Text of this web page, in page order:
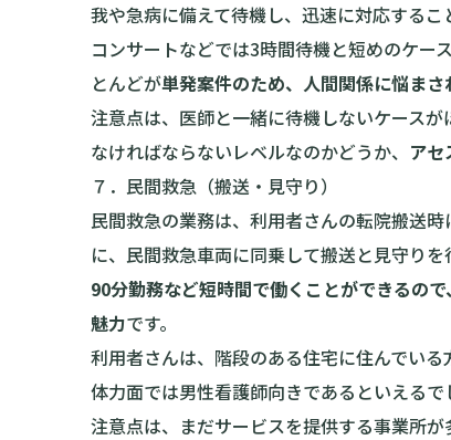
我や急病に備えて待機し、迅速に対応するこ
コンサートなどでは3時間待機と短めのケー
とんどが単発案件のため、人間関係に悩ま
注意点は、医師と一緒に待機しないケース
なければならないレベルなのかどうか、 ア
７．民間救急（搬送・見守り）
民間救急の業務は、利用者さんの転院搬送
に、民間救急車両に同乗して搬送と見守りを
90分勤務など短時間で働くことができるの
魅力です。
利用者さんは、階段のある住宅に住んでい
体力面では男性看護師向きであるといえるで
注意点は、まだサービスを提供する事業所が